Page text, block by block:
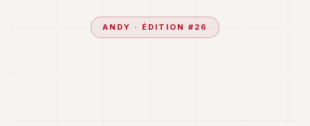
ANDY · ÉDITION # 26